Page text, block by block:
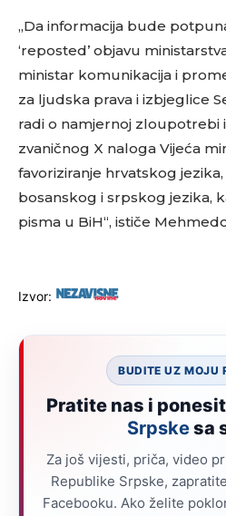
„Da informacija bude
‘reposted’ objavu
ministar komunikacija i
za ljudska prava i izbjeglice
radi o namjernoj zloupotrebi
zvaničnog X naloga Vijeća
favoriziranje hrvatskog
bosanskog i srpskog jezika,
pisma u BiH“, ističe
Izvor:
BUDITE UZ MOJU
Pratite nas i
Srpskesa
Za još vijesti, priča, video
Republike Srpske,
Facebooku. Ako želite